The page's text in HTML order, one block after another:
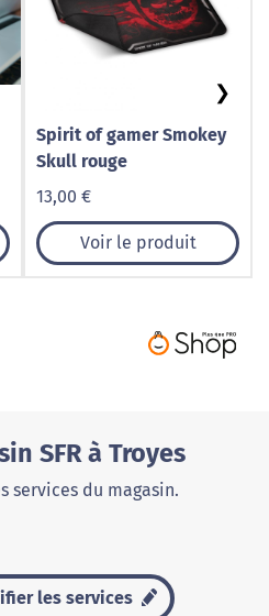
Spirit of gamer Smokey
Skull rouge
13,00 €
Voir le produit
❯
SFR à Troyes
services du magasin.
les services